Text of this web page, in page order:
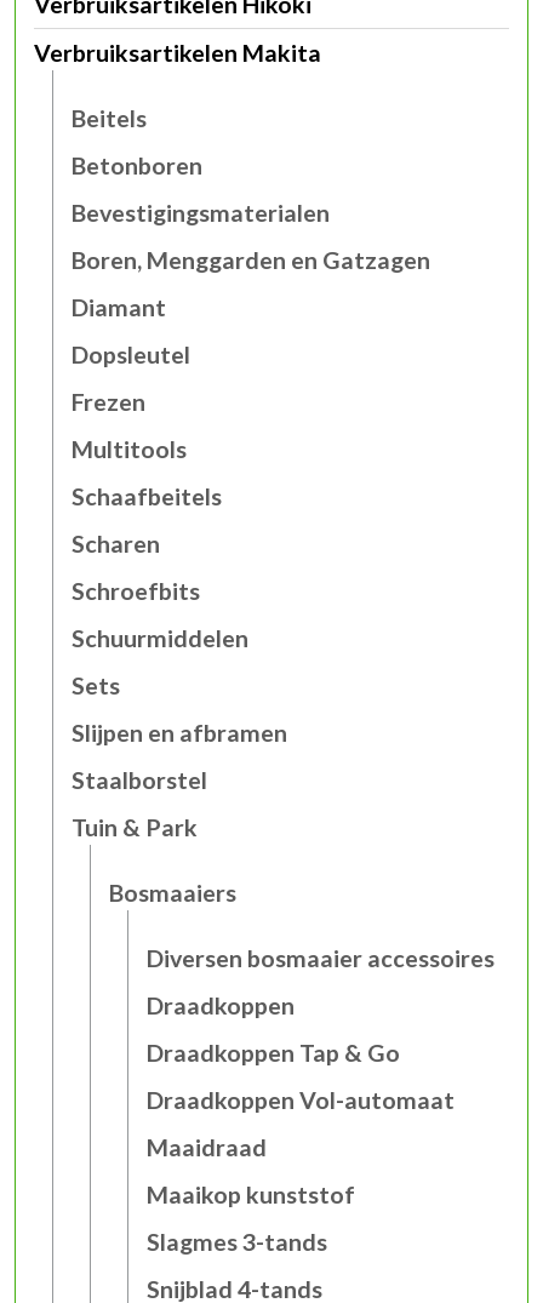
Verbruiksartikelen Makita
Beitels
Betonboren
Bevestigingsmaterialen
Boren, Menggarden en Gatzagen
Diamant
Dopsleutel
Frezen
Multitools
Schaafbeitels
Scharen
Schroefbits
Schuurmiddelen
Sets
Slijpen en afbramen
Staalborstel
Tuin & Park
Bosmaaiers
Diversen bosmaaier accessoires
Draadkoppen
Draadkoppen Tap & Go
Draadkoppen Vol-automaat
Maaidraad
Maaikop kunststof
Slagmes 3-tands
Snijblad 4-tands